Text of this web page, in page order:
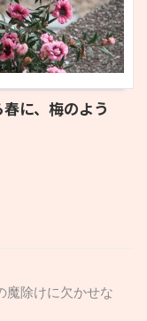
に、梅のよう
魔除けに欠かせな